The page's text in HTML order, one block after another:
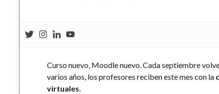
Curso nuevo, Moodle nuevo. Cada septiembre
varios años, los profesores reciben este mes con la
virtuales.